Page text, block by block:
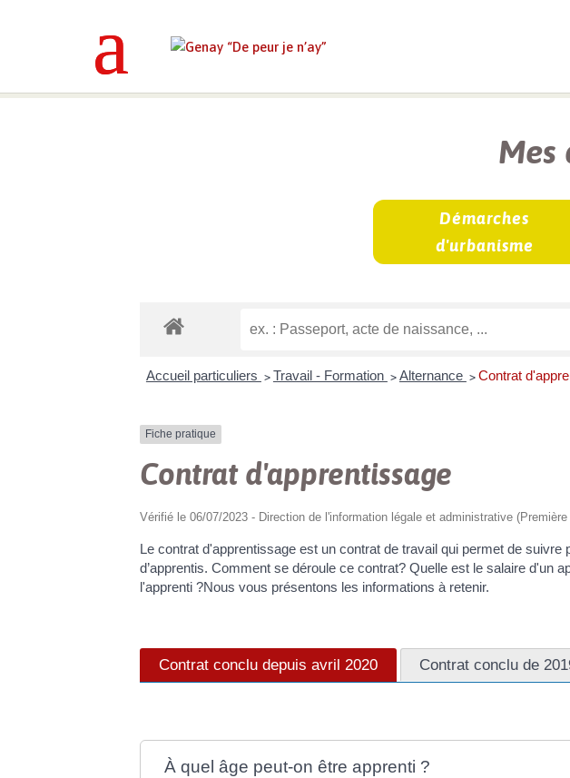
Mes
Démarches
d'urbanisme
Accueil particuliers > Travail - Formation > Alternance > Contrat
Fiche pratique
Contrat d'apprentissage
Vérifié le 06/07/2023 - Direction de l'information légale et administrative
Le contrat d'apprentissage est un contrat de travail qui permet de
d’apprentis. Comment se déroule ce contrat? Quelle est le salaire d'un
l'apprenti ?Nous vous présentons les informations à retenir.
Contrat conclu depuis avril 2020 Contrat conclu de
À quel âge peut-on être apprenti ?